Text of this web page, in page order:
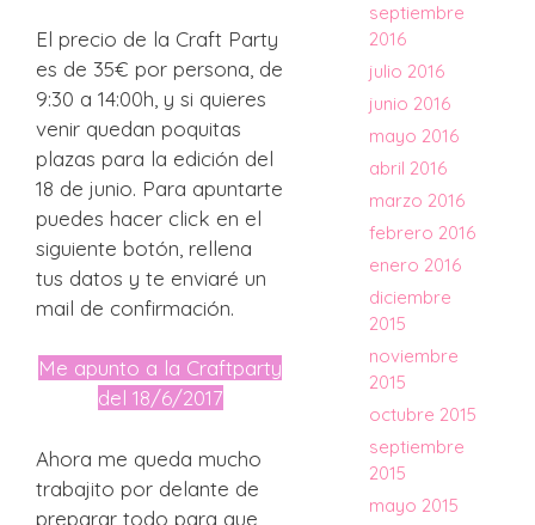
El precio de la Craft Party
es de 35€ por persona, de
9:30 a 14:00h, y si quieres
venir quedan poquitas
plazas para la edición del
18 de junio. Para apuntarte
puedes hacer click en el
siguiente botón, rellena
tus datos y te enviaré un
mail de confirmación.
Me apunto a la Craftparty
del 18/6/2017
Ahora me queda mucho
trabajito por delante de
preparar todo para que
septiembre
2016
julio 2016
junio 2016
mayo 2016
abril 2016
marzo 2016
febrero 2016
enero 2016
diciembre
2015
noviembre
2015
octubre 2015
septiembre
2015
mayo 2015